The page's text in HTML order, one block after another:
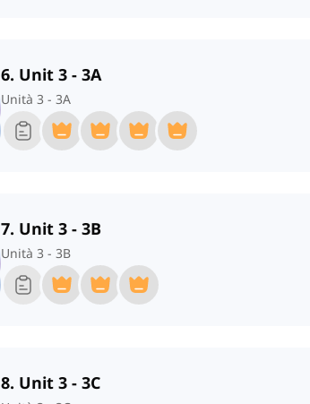
6. Unit 3 - 3A
Unità 3 - 3A
7. Unit 3 - 3B
Unità 3 - 3B
8. Unit 3 - 3C